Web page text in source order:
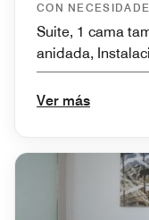
CON
Suite, 1 cama
anidada,
necesidades
Ver más